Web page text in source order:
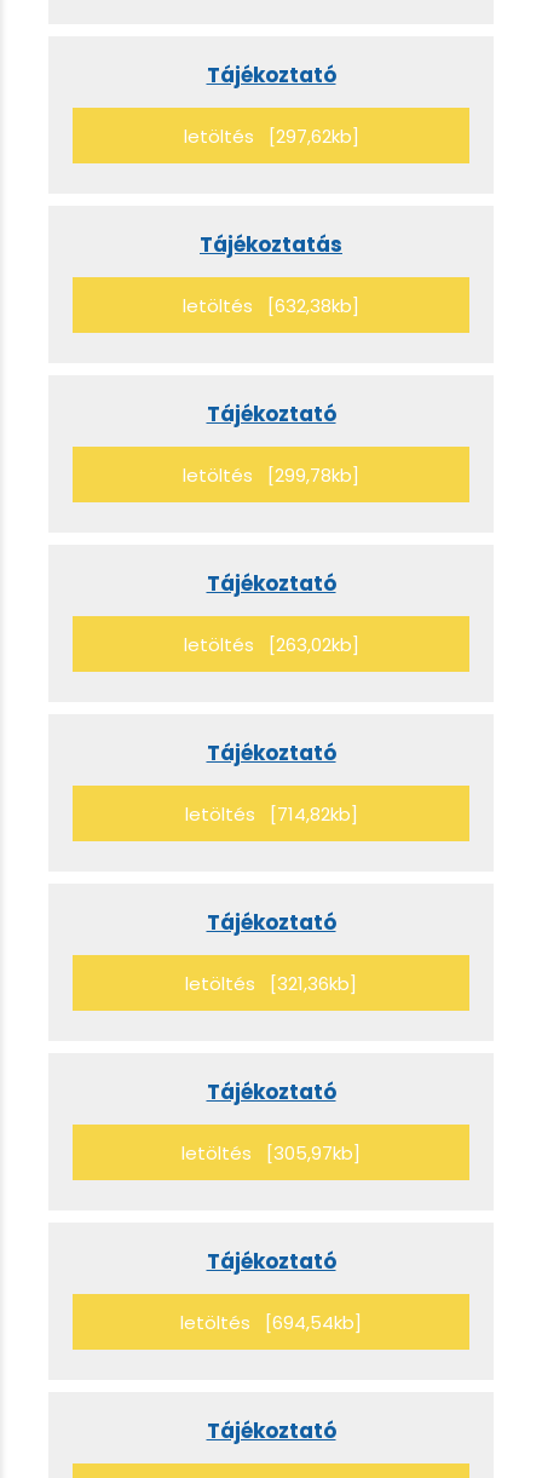
Tájékoztató
letöltés [297,62kb]
Tájékoztatás
letöltés [632,38kb]
Tájékoztató
letöltés [299,78kb]
Tájékoztató
letöltés [263,02kb]
Tájékoztató
letöltés [714,82kb]
Tájékoztató
letöltés [321,36kb]
Tájékoztató
letöltés [305,97kb]
Tájékoztató
letöltés [694,54kb]
Tájékoztató